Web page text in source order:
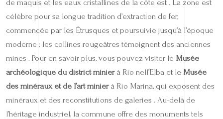
de maquis et les eaux cristallines de la côte est . La zone est
célèbre pour sa longue tradition d’extraction de fer,
commencée par les Étrusques et poursuivie jusqu’à l’époque
moderne ; les collines rougeâtres témoignent des anciennes
mines . Pour en savoir plus, vous pouvez visiter le Musée
archéologique du district minierà Rio nell’Elba et le Musée
des minéraux et de l’art minierà Rio Marina, qui exposent des
minéraux et des reconstitutions de galeries . Au-delà de
l’héritage industriel, la commune offre des monuments tels